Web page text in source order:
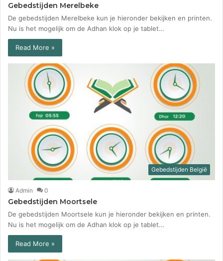
Gebedstijden Merelbeke
De gebedstijden Merelbeke kun je hieronder bekijken en printen.
Nu is het mogelijk om de Adhan klok op je tablet…
Read More »
Gebedstijden België
Admin 0
Gebedstijden Moortsele
De gebedstijden Moortsele kun je hieronder bekijken en printen.
Nu is het mogelijk om de Adhan klok op je tablet…
Read More »